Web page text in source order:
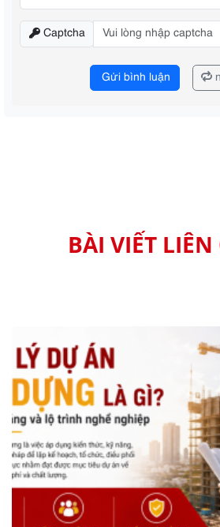
Captcha
Gửi bình luận
BÀI VIẾT